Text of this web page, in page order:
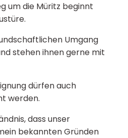
um die Müritz beginnt
Umgang
stehen ihnen gerne mit
dürfen auch
werden.
dass unser
bekannten Gründen